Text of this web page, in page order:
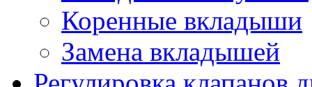
Коренные вкладыши
Замена вкладышей